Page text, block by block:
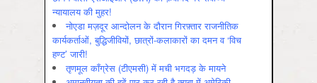
न्यायालय की मुहर!
नोएडा मज़दूर आन्दोलन के दौरान गिरफ़्तार राजनीतिक
कार्यकर्ताओं, बुद्धिजीवियों, छात्रों-कलाकारों का दमन व ‘विच
हण्ट’ जारी!
तृणमूल काँग्रेस (टीएमसी) में मची भगदड़ के मायने